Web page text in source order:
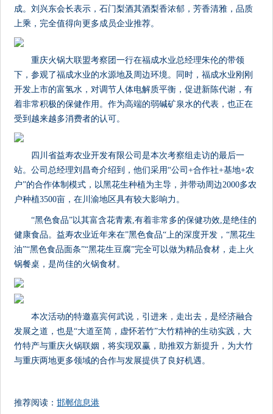
成。刘兴东会长表示，石门梨酒其酒梨香浓郁，芳香清雅，品质
上乘，完全值得向更多成员企业推荐。
重庆火锅大联盟考察团一行在福成水业总经理朱伦的带领
下，参观了福成水业的水源地及周边环境。同时，福成水业刚刚
开发上市的富氢水，对调节人体电解质平衡，促进新陈代谢，有
着非常积极的保健作用。作为高端的弱碱矿泉水的代表，也正在
受到越来越多消费者的认可。
四川省益寿农业开发有限公司是本次考察组走访的最后一
站。公司总经理刘昌奇介绍到，他们采用“公司+合作社+基地+农
户”的合作体制模式，以黑花生种植为主导，并带动周边2000多农
户种植3500亩，在川渝地区具有较大影响力。
“黑色食品”以其富含花青素,有着非常多的保健功效,是绝佳的
健康食品。益寿农业近年来在”黑色食品“上的深度开发，“黑花生
油”“黑色食品面条”“黑花生豆腐”完全可以做为精品食材，走上火
锅餐桌，是尚佳的火锅食材。
本次活动的特邀嘉宾何武说，引进来，走出去，是经济融合
发展之道，也是“大道至简，虚怀若竹”大竹精神的生动实践，大
竹特产与重庆火锅联姻，将实现双赢，助推双方新提升，为大竹
与重庆两地更多领域的合作与发展提供了良好机遇。
推荐阅读：邯郸信息港